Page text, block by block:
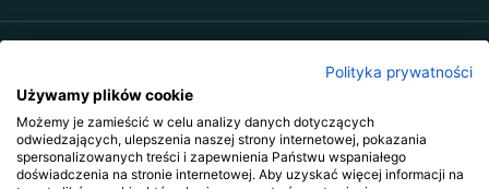
Polityka prywatności
Używamy plików cookie
Możemy je zamieścić w celu analizy danych dotyczących
odwiedzających, ulepszenia naszej strony internetowej, pokazania
spersonalizowanych treści i zapewnienia Państwu wspaniałego
doświadczenia na stronie internetowej. Aby uzyskać więcej informacji na